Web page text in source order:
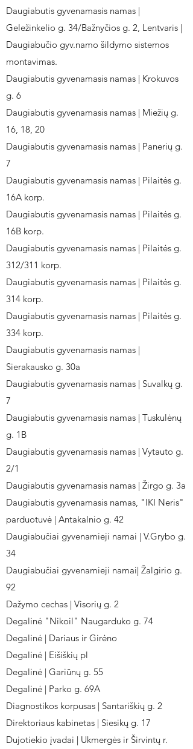
Daugiabutis gyvenamasis namas |
Geležinkelio g. 34/Bažnyčios g. 2, Lentvaris |
Daugiabučio gyv.namo šildymo sistemos
montavimas.
Daugiabutis gyvenamasis namas | Krokuvos
g. 6
Daugiabutis gyvenamasis namas | Miežių g.
16, 18, 20
Daugiabutis gyvenamasis namas | Panerių g.
7
Daugiabutis gyvenamasis namas | Pilaitės g.
16A korp.
Daugiabutis gyvenamasis namas | Pilaitės g.
16B korp.
Daugiabutis gyvenamasis namas | Pilaitės g.
312/311 korp.
Daugiabutis gyvenamasis namas | Pilaitės g.
314 korp.
Daugiabutis gyvenamasis namas | Pilaitės g.
334 korp.
Daugiabutis gyvenamasis namas |
Sierakausko g. 30a
Daugiabutis gyvenamasis namas | Suvalkų g.
7
Daugiabutis gyvenamasis namas | Tuskulėnų
g. 1B
Daugiabutis gyvenamasis namas | Vytauto g.
2/1
Daugiabutis gyvenamasis namas | Žirgo g. 3a
Daugiabutis gyvenamasis namas, "IKI Neris"
parduotuvė | Antakalnio g. 42
Daugiabučiai gyvenamieji namai | V.Grybo g.
34
Daugiabučiai gyvenamieji namai| Žalgirio g.
92
Dažymo cechas | Visorių g. 2
Degalinė "Nikoil" Naugarduko g. 74
Degalinė | Dariaus ir Girėno
Degalinė | Eišiškių pl
Degalinė | Gariūnų g. 55
Degalinė | Parko g. 69A
Diagnostikos korpusas | Santariškių g. 2
Direktoriaus kabinetas | Siesikų g. 17
Dujotiekio įvadai | Ukmergės ir Širvintų r.